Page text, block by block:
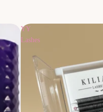
YY
Lashes